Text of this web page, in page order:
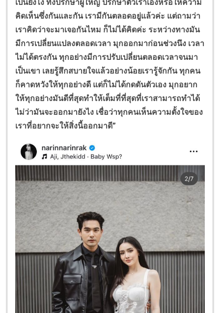
เป็นยังไง ทั้งปรึกษาผู้ใหญ่ ปรึกษาตัวเราเองหรือให้ความ
คิดเห็นซึ่งกันและกัน เรามีกันตลอดอยู่แล้วค่ะ แต่ถามว่า
เราคิดว่าจะมาเจอกันไหม ก็ไม่ได้คิดค่ะ ระหว่างทางมัน
มีการเปลี่ยนแปลงตลอดเวลา มุกออกมาก่อนช่วงนึง เวลา
ไม่ได้ตรงกัน ทุกอย่างมีการปรับเปลี่ยนตลอดเวลาจนมา
เป็นเขา เลยรู้สึกสบายใจแล้วอย่างน้อยเรารู้จักกัน ทุกคน
ก็คาดหวังให้ทุกอย่างดี แต่ก็ไม่ได้กดดันตัวเอง มุกอยาก
ให้ทุกอย่างมันดีที่สุดทำให้เต็มที่ที่สุดที่เราสามารถทำได้
ไม่ว่ามันจะออกมายังไง เชื่อว่าทุกคนเห็นความตั้งใจของ
เราที่อยากจะให้สิ่งนี้ออกมาดี”